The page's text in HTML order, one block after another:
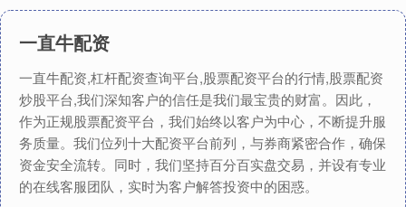
一直牛配资
一直牛配资,杠杆配资查询平台,股票配资平台的行情,股票配资
炒股平台,我们深知客户的信任是我们最宝贵的财富。因此，
作为正规股票配资平台，我们始终以客户为中心，不断提升服
务质量。我们位列十大配资平台前列，与券商紧密合作，确保
资金安全流转。同时，我们坚持百分百实盘交易，并设有专业
的在线客服团队，实时为客户解答投资中的困惑。